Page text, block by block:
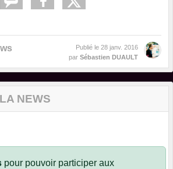
Publié le 28 janv. 2016
par Sébastien DUAULT
NEWS
pour pouvoir participer aux